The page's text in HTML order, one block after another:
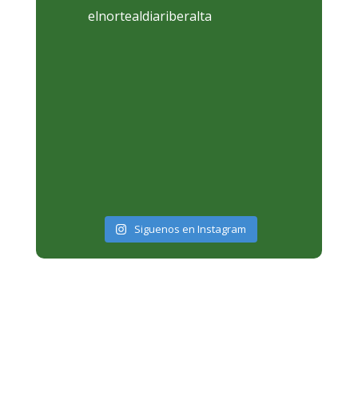
elnortealdiariberalta
Siguenos en Instagram